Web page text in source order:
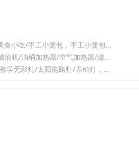
2026年4月网红的手工小笼包合作口碑推荐，小笼包/酱肉小笼包/美食小吃/手工小笼包，手工小笼包合作哪家强
选云母绝缘板看这里，2026年口碑厂家汇总，自动烘干设备/真空滤油机/油桶加热器/空气加热器/滤油机，云母绝缘产品哪个好
2026年4月优质的开关系列公司推荐，接线端子/插座/植物照明灯/教学无影灯/太阳能路灯/养殖灯，开关系列直销厂家找哪家